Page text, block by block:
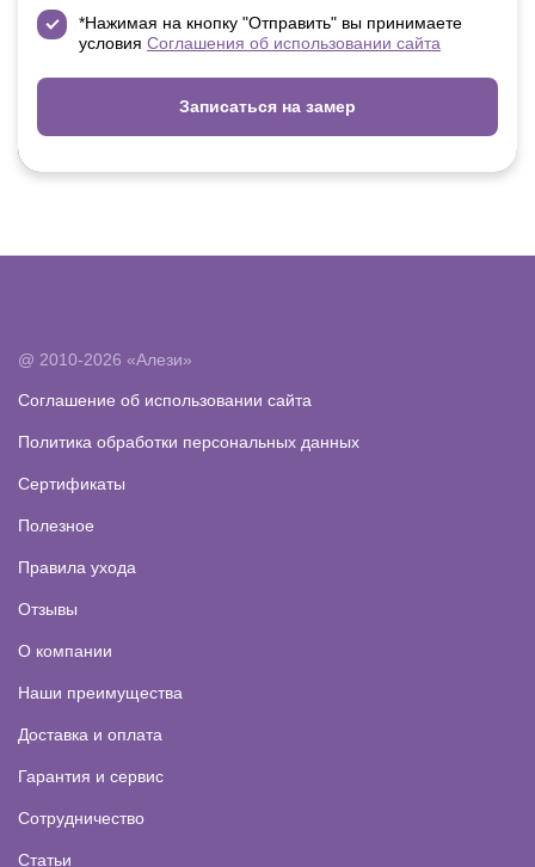
*Нажимая на кнопку "Отправить" вы принимаете
условия Соглашения об использовании сайта
Записаться на замер
@ 2010-2026 «Алези»
Соглашение об использовании сайта
Политика обработки персональных данных
Сертификаты
Полезное
Правила ухода
Отзывы
О компании
Наши преимущества
Доставка и оплата
Гарантия и сервис
Сотрудничество
Статьи